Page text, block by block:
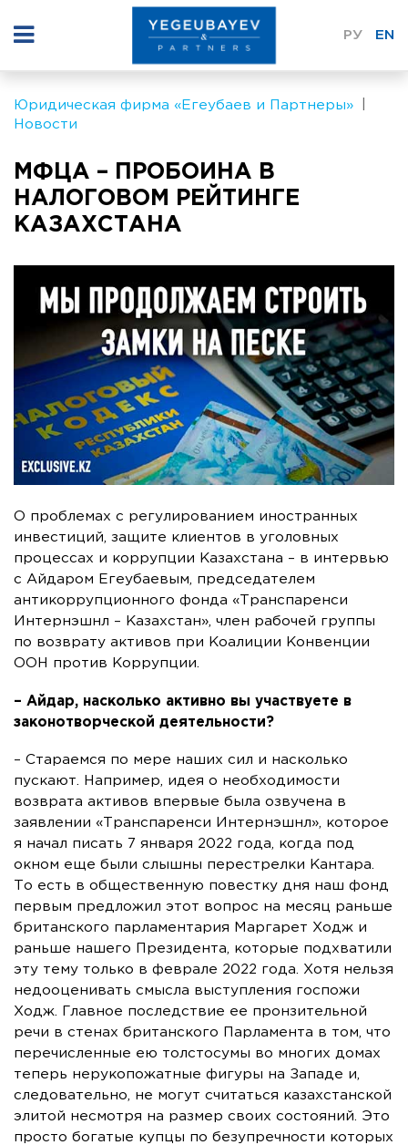
РУ EN
Юридическая фирма «Егеубаев и Партнеры»
Новости
МФЦА – ПРОБОИНА В
НАЛОГОВОМ РЕЙТИНГЕ
КАЗАХСТАНА
О проблемах с регулированием иностранных
инвестиций, защите клиентов в уголовных
процессах и коррупции Казахстана – в интервью
с Айдаром Егеубаевым, председателем
антикоррупционного фонда «Транспаренси
Интернэшнл – Казахстан», член рабочей группы
по возврату активов при Коалиции Конвенции
ООН против Коррупции.
– Айдар, насколько активно вы участвуете в
законотворческой деятельности?
– Стараемся по мере наших сил и насколько
пускают. Например, идея о необходимости
возврата активов впервые была озвучена в
заявлении «Транспаренси Интернэшнл», которое
я начал писать 7 января 2022 года, когда под
окном еще были слышны перестрелки Кантара.
То есть в общественную повестку дня наш фонд
первым предложил этот вопрос на месяц раньше
британского парламентария Маргарет Ходж и
раньше нашего Президента, которые подхватили
эту тему только в феврале 2022 года. Хотя нельзя
недооценивать смысла выступления госпожи
Ходж. Главное последствие ее пронзительной
речи в стенах британского Парламента в том, что
перечисленные ею толстосумы во многих домах
теперь нерукопожатные фигуры на Западе и,
следовательно, не могут считаться казахстанской
элитой несмотря на размер своих состояний. Это
просто богатые купцы по безупречности которых